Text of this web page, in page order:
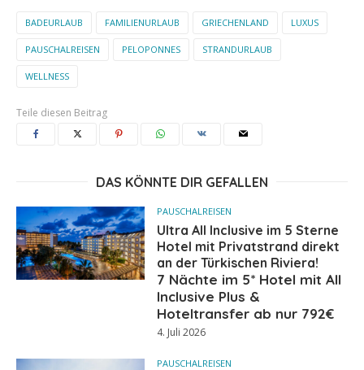
BADEURLAUB FAMILIENURLAUB GRIECHENLAND LUXUS
PAUSCHALREISEN PELOPONNES STRANDURLAUB
WELLNESS
Teile diesen Beitrag
DAS KÖNNTE DIR GEFALLEN
PAUSCHALREISEN
Ultra All Inclusive im 5 Sterne
Hotel mit Privatstrand direkt
an der Türkischen Riviera!
7 Nächte im 5* Hotel mit All
Inclusive Plus &
Hoteltransfer ab nur 792€
4. Juli 2026
PAUSCHALREISEN